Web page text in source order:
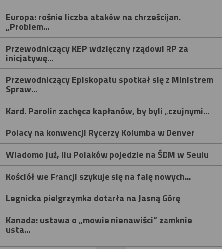
Europa: rośnie liczba ataków na chrześcijan.
„Problem...
Przewodniczący KEP wdzięczny rządowi RP za
inicjatywę...
Przewodniczący Episkopatu spotkał się z Ministrem
Spraw...
Kard. Parolin zachęca kapłanów, by byli „czujnymi...
Polacy na konwencji Rycerzy Kolumba w Denver
Wiadomo już, ilu Polaków pojedzie na ŚDM w Seulu
Kościół we Francji szykuje się na falę nowych...
Legnicka pielgrzymka dotarła na Jasną Górę
Kanada: ustawa o „mowie nienawiści” zamknie
usta...